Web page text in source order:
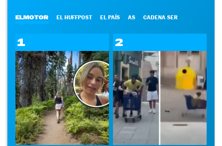
ELMOTOR EL HUFFPOST EL PAÍS AS CADENA SER
1 2